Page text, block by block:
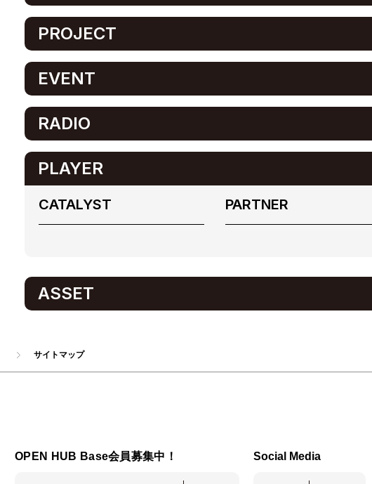
PROJECT
EVENT
RADIO
PLAYER
CATALYST PARTNER
ASSET
サイトマップ
OPEN HUB Base会員募集中！ Social Media